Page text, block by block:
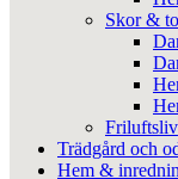
Skor &
Friluftsliv
Trädgård och
Hem &